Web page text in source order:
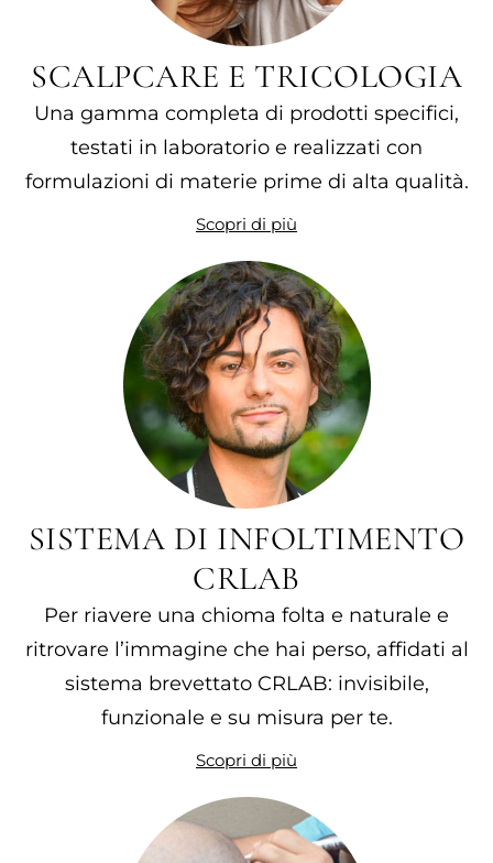
SCALPCARE E TRICOLOGIA
Una gamma completa di prodotti specifici,
testati in laboratorio e realizzati con
formulazioni di materie prime di alta qualità.
Scopri di più
SISTEMA DI INFOLTIMENTO
CRLAB
Per riavere una chioma folta e naturale e
ritrovare l’immagine che hai perso, affidati al
sistema brevettato CRLAB: invisibile,
funzionale e su misura per te.
Scopri di più